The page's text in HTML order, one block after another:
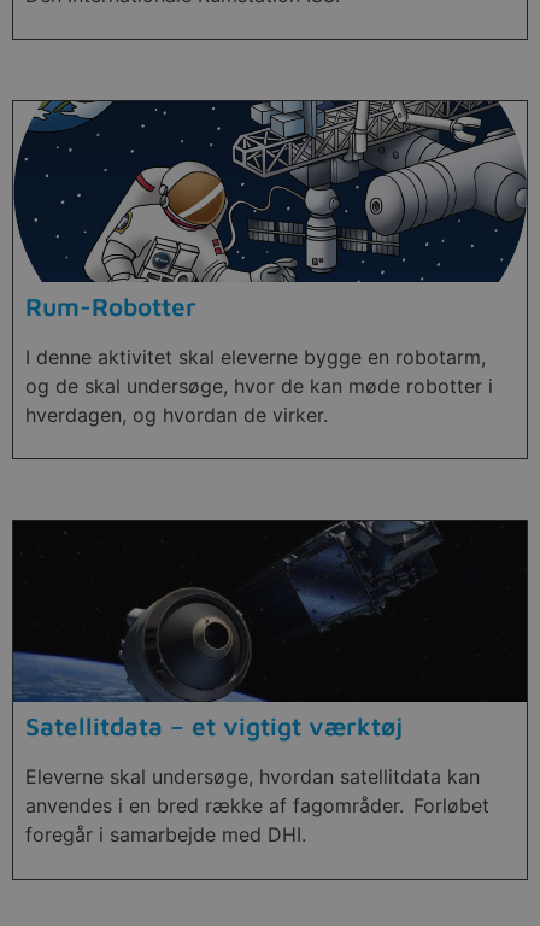
Rum-Robotter
I denne aktivitet skal eleverne bygge en robotarm,
og de skal undersøge, hvor de kan møde robotter i
hverdagen, og hvordan de virker.
Satellitdata – et vigtigt værktøj
Eleverne skal undersøge, hvordan satellitdata kan
anvendes i en bred række af fagområder. Forløbet
foregår i samarbejde med DHI.